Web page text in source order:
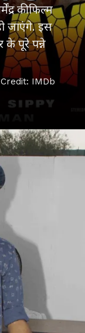
की फिल्म
जाएंगे. इस
पूरे पन्ने
IMDb